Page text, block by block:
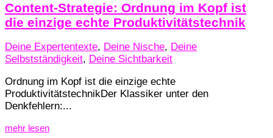
Content-Strategie: Ordnung im Kopf ist
die einzige echte Produktivitätstechnik
Deine Expertentexte, Deine Nische, Deine
Selbstständigkeit, Deine Sichtbarkeit
Ordnung im Kopf ist die einzige echte
ProduktivitätstechnikDer Klassiker unter den
Denkfehlern:...
mehr lesen